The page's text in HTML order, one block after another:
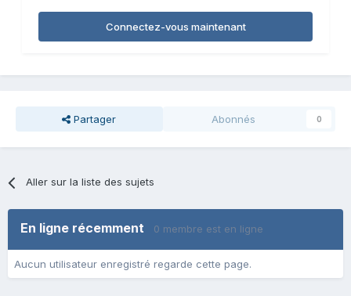
Connectez-vous maintenant
Partager Abonnés 0
Aller sur la liste des sujets
En ligne récemment 0 membre est en ligne
Aucun utilisateur enregistré regarde cette page.